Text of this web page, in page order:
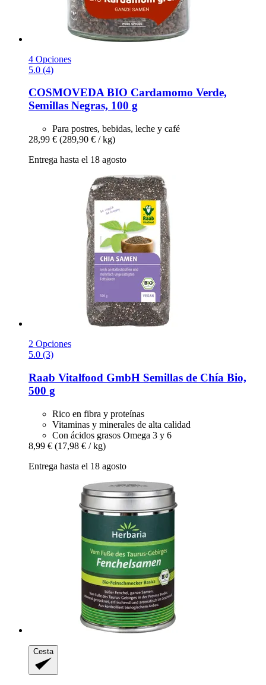
4 Opciones
5.0 (4)
COSMOVEDABIO Cardamomo Verde,
Semillas Negras, 100 g
Para postres, bebidas, leche y café
28,99 € (289,90 € / kg)
Entrega hasta el 18 agosto
2 Opciones
5.0 (3)
Raab Vitalfood GmbH Semillas de Chía Bio,
500 g
Rico en fibra y proteínas
Vitaminas y minerales de alta calidad
Con ácidos grasos Omega 3 y 6
8,99 € (17,98 € / kg)
Entrega hasta el 18 agosto
Cesta